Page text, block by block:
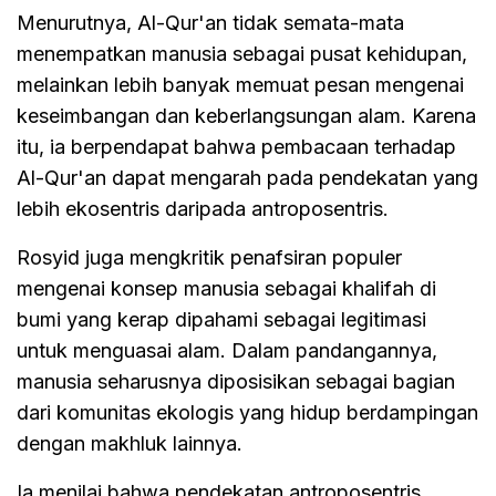
Menurutnya, Al-Qur'an tidak semata-mata
menempatkan manusia sebagai pusat kehidupan,
melainkan lebih banyak memuat pesan mengenai
keseimbangan dan keberlangsungan alam. Karena
itu, ia berpendapat bahwa pembacaan terhadap
Al-Qur'an dapat mengarah pada pendekatan yang
lebih ekosentris daripada antroposentris.
Rosyid juga mengkritik penafsiran populer
mengenai konsep manusia sebagai khalifah di
bumi yang kerap dipahami sebagai legitimasi
untuk menguasai alam. Dalam pandangannya,
manusia seharusnya diposisikan sebagai bagian
dari komunitas ekologis yang hidup berdampingan
dengan makhluk lainnya.